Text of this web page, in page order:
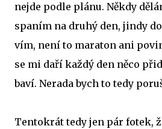
nejde podle plánu. Někdy
spaním na druhý den, jindy
vím, není to maraton ani
se mi daří každý den něco
baví. Nerada bych to tedy
Tentokrát tedy jen pár fotek,